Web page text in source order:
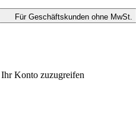
Für Geschäftskunden ohne MwSt.
Konto zuzugreifen